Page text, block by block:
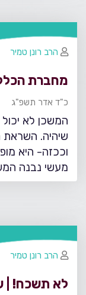
מחברת
כ"ד אדר תשפ"ג
המשכן לא
שיהיה. השראת
וככזה- היא
מעשי נבנה
הרב רונן טמיר
לא תשכח! |
הרב רונן טמיר